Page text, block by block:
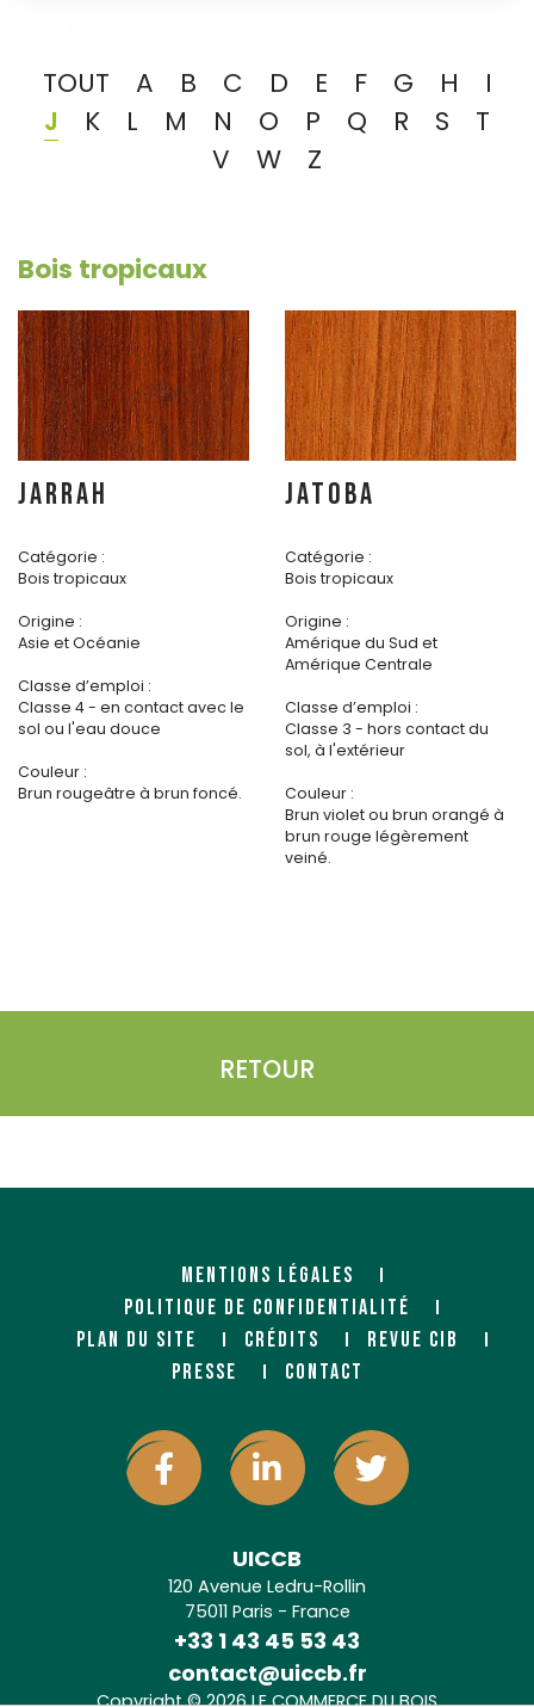
TOUT A B C D E F G H
I
J
K L M N O P Q R S
T
V
W Z
Bois tropicaux
JARRAH
Catégorie :
Bois tropicaux
Origine :
Asie et Océanie
Classe d’emploi :
Classe 4 - en contact avec le
sol ou l'eau douce
Couleur :
Brun rougeâtre à brun foncé.
JATOBA
Catégorie :
Bois tropicaux
Origine :
Amérique du Sud et
Amérique Centrale
Classe d’emploi :
Classe 3 - hors contact du
sol, à l'extérieur
Couleur :
Brun violet ou brun orangé à
brun rouge légèrement
veiné.
RETOUR
MENTIONS LÉGALES
POLITIQUE DE CONFIDENTIALITÉ
PLAN DU SITE
CRÉDITS
REVUE CIB
PRESSE
CONTACT
UICCB
120 Avenue Ledru-Rollin
75011 Paris - France
+33 1 43 45 53 43
contact@uiccb.fr
Copyright © 2026 LE COMMERCE DU BOIS